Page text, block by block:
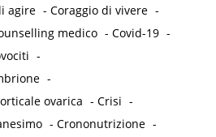
agire -Coraggio di vivere -
medico -Covid-19 -
-
-
ovarica -Crisi -
-Crononutrizione -